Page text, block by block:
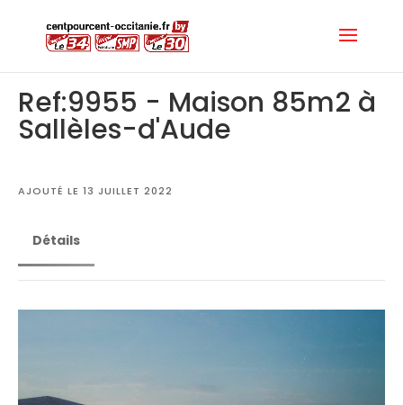
Ref:9955 - Maison 85m2 à
Sallèles-d'Aude
AJOUTÉ LE 13 JUILLET 2022
Détails